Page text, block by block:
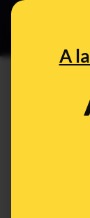
A
¿El